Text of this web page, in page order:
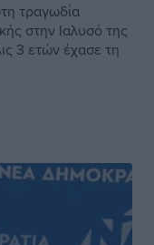
τραγωδία
στην Ιαλυσό της
3 ετών έχασε τη